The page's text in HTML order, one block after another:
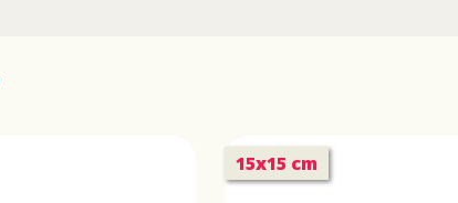
15x15 cm